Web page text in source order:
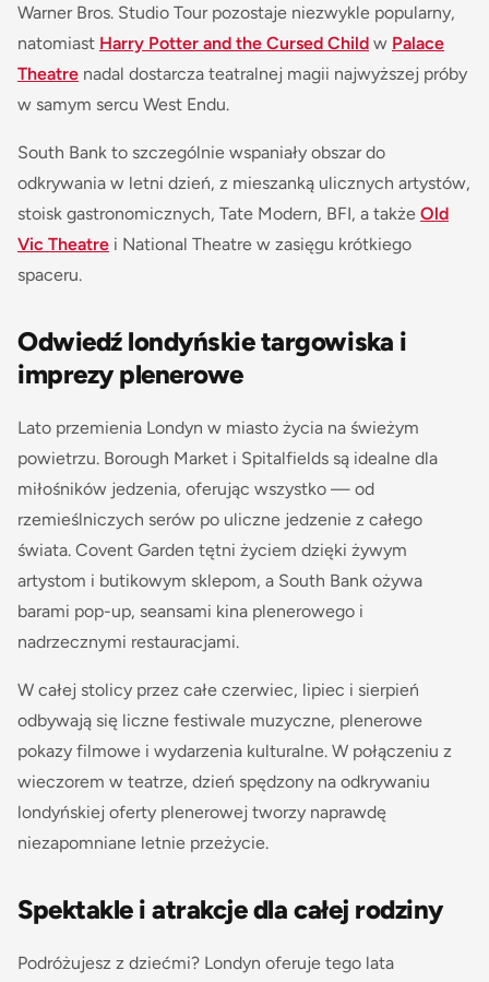
Warner Bros. Studio Tour pozostaje niezwykle popularny,
natomiast Harry Potter and the Cursed Child w Palace
Theatre nadal dostarcza teatralnej magii najwyższej próby
w samym sercu West Endu.
South Bank to szczególnie wspaniały obszar do
odkrywania w letni dzień, z mieszanką ulicznych artystów,
stoisk gastronomicznych, Tate Modern, BFI, a także Old
Vic Theatre i National Theatre w zasięgu krótkiego
spaceru.
Odwiedź londyńskie targowiska i
imprezy plenerowe
Lato przemienia Londyn w miasto życia na świeżym
powietrzu. Borough Market i Spitalfields są idealne dla
miłośników jedzenia, oferując wszystko — od
rzemieślniczych serów po uliczne jedzenie z całego
świata. Covent Garden tętni życiem dzięki żywym
artystom i butikowym sklepom, a South Bank ożywa
barami pop-up, seansami kina plenerowego i
nadrzecznymi restauracjami.
W całej stolicy przez całe czerwiec, lipiec i sierpień
odbywają się liczne festiwale muzyczne, plenerowe
pokazy filmowe i wydarzenia kulturalne. W połączeniu z
wieczorem w teatrze, dzień spędzony na odkrywaniu
londyńskiej oferty plenerowej tworzy naprawdę
niezapomniane letnie przeżycie.
Spektakle i atrakcje dla całej rodziny
Podróżujesz z dziećmi? Londyn oferuje tego lata